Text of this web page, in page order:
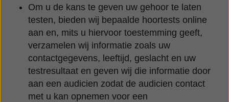
Om u de kans te geven uw gehoor te laten
testen, bieden wij bepaalde hoortests online
aan en, mits u hiervoor toestemming geeft,
verzamelen wij informatie zoals uw
contactgegevens, leeftijd, geslacht en uw
testresultaat en geven wij die informatie door
aan een audicien zodat de audicien contact
met u kan opnemen voor een